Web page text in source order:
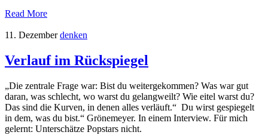
Read More
11. Dezember denken
Verlauf im Rückspiegel
„Die zentrale Frage war: Bist du weitergekommen? Was war gut
daran, was schlecht, wo warst du gelangweilt? Wie eitel warst du?
Das sind die Kurven, in denen alles verläuft.“ Du wirst gespiegelt
in dem, was du bist.“ Grönemeyer. In einem Interview. Für mich
gelernt: Unterschätze Popstars nicht.